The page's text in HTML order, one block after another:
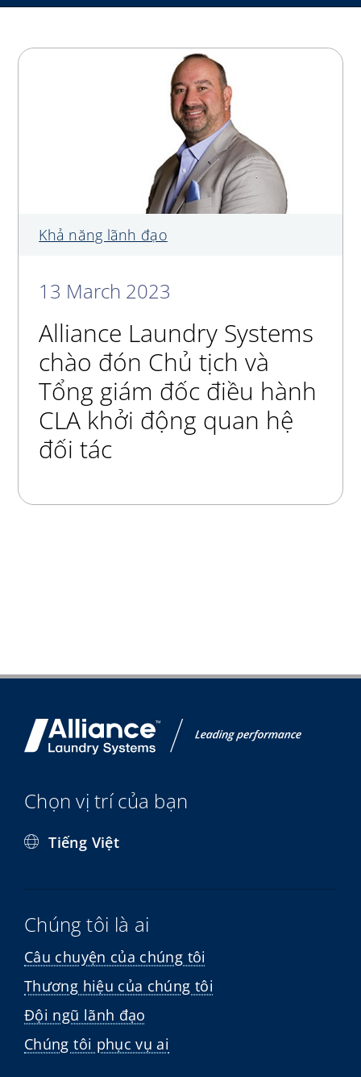
My Alliance
Khả năng lãnh đạo
13 March 2023
Alliance Laundry Systems
chào đón Chủ tịch và
Tổng giám đốc điều hành
CLA khởi động quan hệ
đối tác
Chọn vị trí của bạn
Tiếng Việt
Chúng tôi là ai
Câu chuyện của chúng tôi
Thương hiệu của chúng tôi
Đội ngũ lãnh đạo
Chúng tôi phục vụ ai